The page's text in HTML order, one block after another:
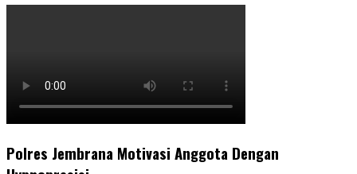
Polres Jembrana Motivasi Anggota Dengan